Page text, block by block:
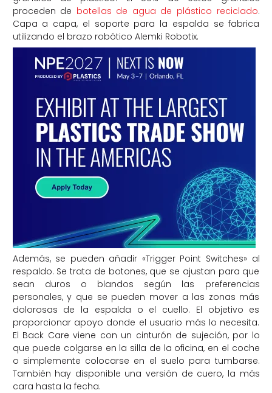
proceden de botellas de agua de plástico reciclado.
Capa a capa, el soporte para la espalda se fabrica
utilizando el brazo robótico Alemki Robotix.
Además, se pueden añadir «Trigger Point Switches» al
respaldo. Se trata de botones, que se ajustan para que
sean duros o blandos según las preferencias
personales, y que se pueden mover a las zonas más
dolorosas de la espalda o el cuello. El objetivo es
proporcionar apoyo donde el usuario más lo necesita.
El Back Care viene con un cinturón de sujeción, por lo
que puede colgarse en la silla de la oficina, en el coche
o simplemente colocarse en el suelo para tumbarse.
También hay disponible una versión de cuero, la más
cara hasta la fecha.